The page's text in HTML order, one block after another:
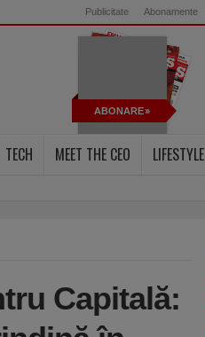
Publicitate Abonamente
ABONARE
TECH MEET THE CEO LIFESTYLE
Capitală: